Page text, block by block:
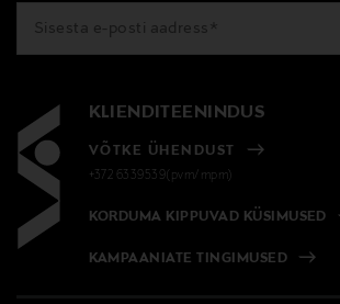
KLIENDITEENINDUS
VÕTKE ÜHENDUST
+372 6339539(pvm/mpm)
KORDUMA KIPPUVAD KÜSIMUSED
KAMPAANIATE TINGIMUSED